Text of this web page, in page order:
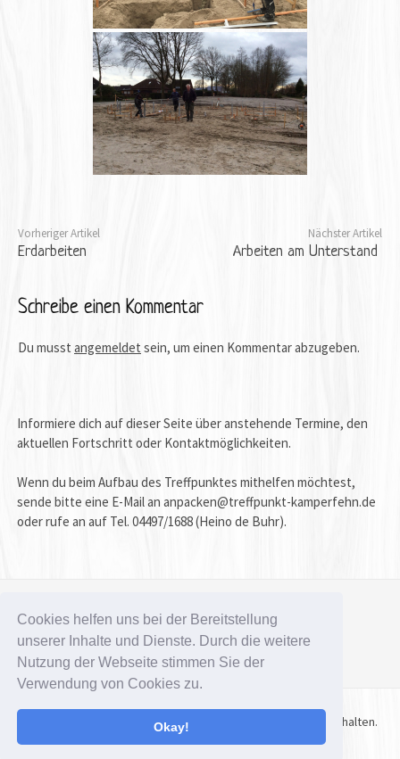
Cookies helfen uns bei der Bereitstellung
unserer Inhalte und Dienste. Durch die weitere
Nutzung der Webseite stimmen Sie der
Verwendung von Cookies zu.
Okay!
Vorheriger Artikel
Erdarbeiten
Nächster Artikel
Arbeiten am Unterstand
Schreibe einen Kommentar
Du musst angemeldet sein, um einen Kommentar abzugeben.
Informiere dich auf dieser Seite über anstehende Termine, den
aktuellen Fortschritt oder Kontaktmöglichkeiten.
Wenn du beim Aufbau des Treffpunktes mithelfen möchtest,
sende bitte eine E-Mail an anpacken@treffpunkt-kamperfehn.de
oder rufe an auf Tel. 04497/1688 (Heino de Buhr).
Impressum / Datenschutz
Copyright © 2026 Treffpunkt Kamperfehn. Alle Rechte vorbehalten.
Gatsby-Theme vonFRT